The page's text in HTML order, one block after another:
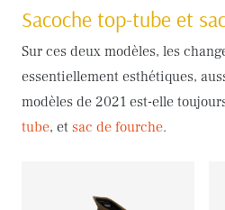
Sacoche top-tube et
Sur ces deux modèles, les
essentiellement esthétiques,
modèles de 2021 est-elle
tube, et sac de fourche.